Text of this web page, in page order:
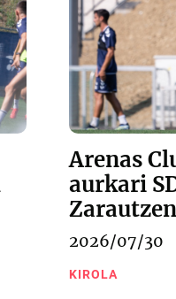
Arenas
aurkari
Zarautzen
2026/07/30
KIROLA